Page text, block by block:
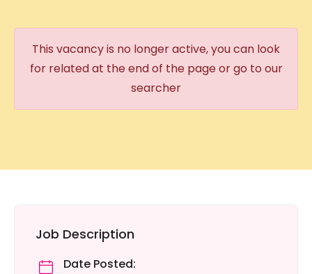
This vacancy is no longer active, you can look
for related at the end of the page or go to our
searcher
Job Description
Date Posted: